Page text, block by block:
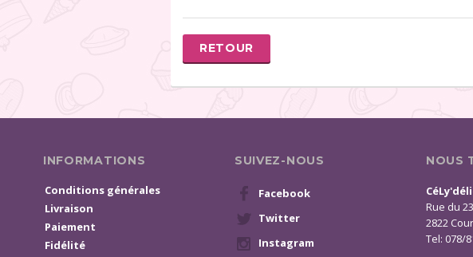
RETOUR
INFORMATIONS
Conditions générales
Livraison
Paiement
Fidélité
SUIVEZ-NOUS
Facebook
Twitter
Instagram
NOUS
Rue du
2822
Tel: 078/